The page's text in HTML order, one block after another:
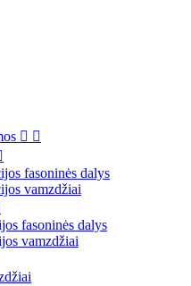
 
fasoninės dalys
vamzdžiai
fasoninės dalys
vamzdžiai